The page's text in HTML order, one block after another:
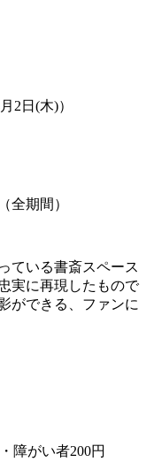
2日(木)）
期間）
ている書斎スペース
実に再現したもので
ができる、ファンに
障がい者200円